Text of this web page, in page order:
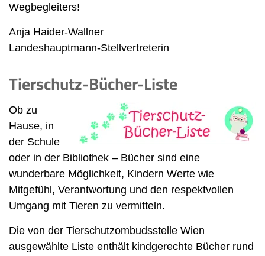
Wegbegleiters!
Anja Haider-Wallner
Landeshauptmann-Stellvertreterin
Tierschutz-Bücher-Liste
Ob zu
Hause, in
der Schule
oder in der Bibliothek – Bücher sind eine
wunderbare Möglichkeit, Kindern Werte wie
Mitgefühl, Verantwortung und den respektvollen
Umgang mit Tieren zu vermitteln.
Die von der Tierschutzombudsstelle Wien
ausgewählte Liste enthält kindgerechte Bücher rund